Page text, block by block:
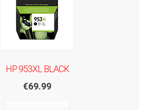
HP 953XL BLACK
€69.99